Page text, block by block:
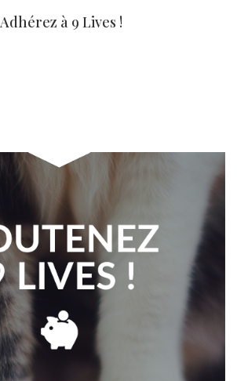
Adhérez à 9 Lives !